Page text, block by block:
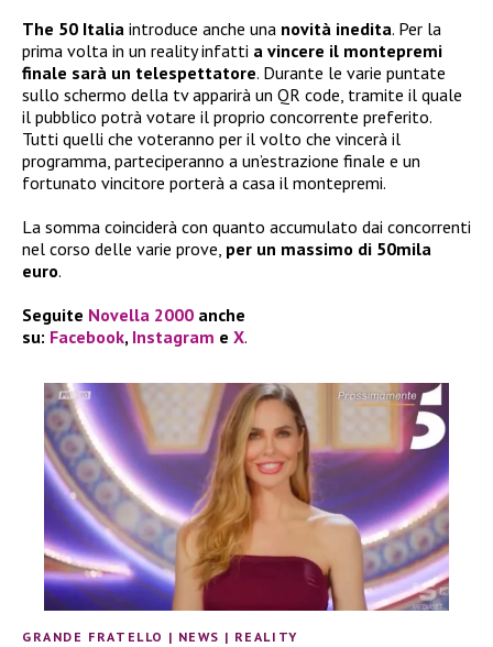
The 50 Italia introduce anche una novità inedita. Per la
prima volta in un reality infatti a vincere il montepremi
finale sarà un telespettatore. Durante le varie puntate
sullo schermo della tv apparirà un QR code, tramite il quale
il pubblico potrà votare il proprio concorrente preferito.
Tutti quelli che voteranno per il volto che vincerà il
programma, parteciperanno a un’estrazione finale e un
fortunato vincitore porterà a casa il montepremi.
La somma coinciderà con quanto accumulato dai concorrenti
nel corso delle varie prove, per un massimo di 50mila
euro.
Seguite Novella 2000 anche
su: Facebook, Instagram e X.
GRANDE FRATELLO | NEWS | REALITY